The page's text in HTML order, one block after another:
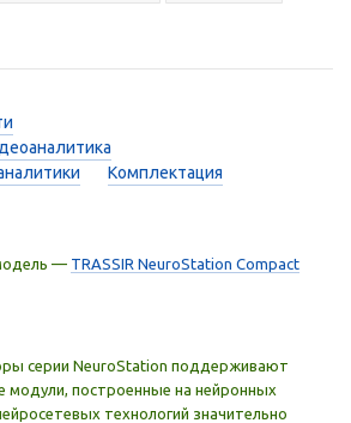
Комплектация
— TRASSIR NeuroStation Compact
серии NeuroStation поддерживают
модули, построенные на нейронных
технологий значительно